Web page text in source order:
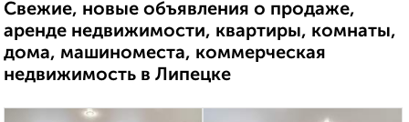
Свежие, новые объявления о продаже,
аренде недвижимости, квартиры, комнаты,
дома, машиноместа, коммерческая
недвижимость в Липецке